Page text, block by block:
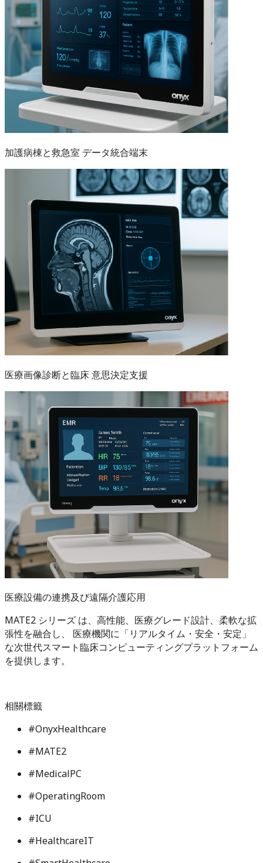
加護病棟と救急室 データ統合端末
医療画像診断と臨床 意思決定支援
医療設備の連携及び遠隔介護応用
MATE2 シリーズ は、高性能、医療グレード設計、柔軟な拡
張性を融合し、 医療機関に「リアルタイム・安全・安定」
な次世代スマート臨床コンピューティングプラットフォーム
を提供します。
相關標籤
#OnyxHealthcare
#MATE2
#MedicalPC
#OperatingRoom
#ICU
#HealthcareIT